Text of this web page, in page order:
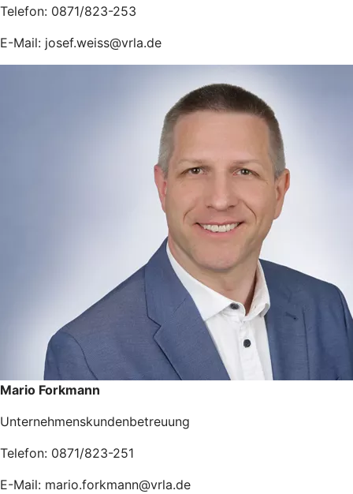
Telefon: 0871/823-253
E-Mail: josef.weiss@vrla.de
Mario Forkmann
Unternehmenskundenbetreuung
Telefon: 0871/823-251
E-Mail: mario.forkmann@vrla.de